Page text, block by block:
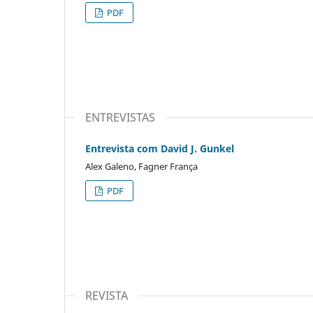
PDF
ENTREVISTAS
Entrevista com David J. Gunkel
Alex Galeno, Fagner França
PDF
REVISTA